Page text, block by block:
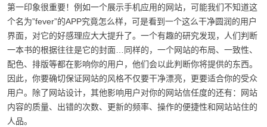
第一印象很重要！例如一个展示手机应用的网站，可能我们不知道这
个名为”fever”的APP究竟怎么样，可是看到一个这么干净圆润的用户
界面，对它的好感理应大大提升了。一个有趣的研究发现，人们判断
一本书的根据往往是它的封面…同样的，一个网站的布局、一致性、
配色、排版等都在影响你的用户，他们会以此判断你将提供的东西。
因此，你要确切保证网站的风格不仅要干净漂亮，更要适合你的受众
用户。除了网站设计，其他影响用户对你的网站信任度的还有：网站
内容的质量、出错的次数、更新的频率、操作的便捷性和网站站住的
人品。